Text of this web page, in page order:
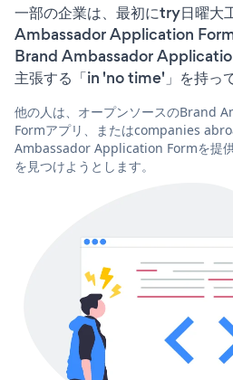
一部の企業は、最初にtry日曜
Ambassador Application
Brand Ambassador
主張する「in 'no time'」を持って
他の人は、オープンソースのBrand
Formアプリ、またはcompanies
Ambassador Application Formを提
を見つけようとします。